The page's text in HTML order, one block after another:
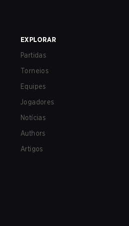
EXPLORAR
Partidas
Torneios
Equipes
Jogadores
Notícias
Authors
Artigos